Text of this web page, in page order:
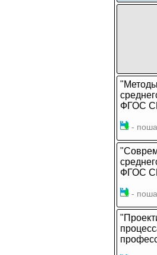
ФГОС
-
ФГОС
-